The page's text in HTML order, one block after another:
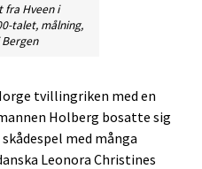
fra Hveen i
talet, målning,
tvillingriken med en
Holberg bosatte sig
med många
Leonora Christines